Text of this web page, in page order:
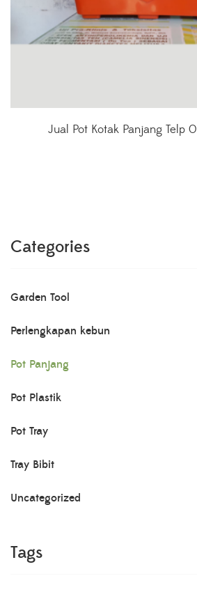
Jual Pot Kotak Panjang Telp
Categories
Garden Tool
Perlengkapan kebun
Pot Panjang
Pot Plastik
Pot Tray
Tray Bibit
Uncategorized
Tags